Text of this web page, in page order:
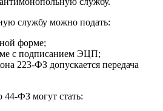
службу можно подать:
форме;
с подписанием ЭЦП;
223-ФЗ допускается передача
ФЗ могут стать: